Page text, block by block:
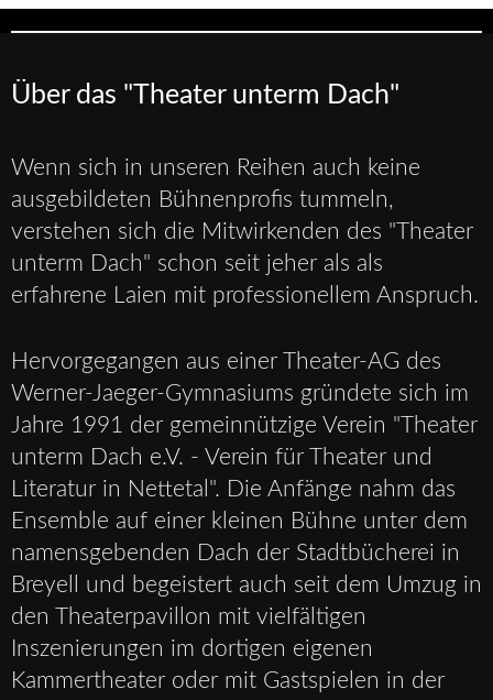
Über das "Theater unterm Dach"
Wenn sich in unseren Reihen auch keine
ausgebildeten Bühnenprofis tummeln,
verstehen sich die Mitwirkenden des "Theater
unterm Dach" schon seit jeher als als
erfahrene Laien mit professionellem Anspruch.
Hervorgegangen aus einer Theater-AG des
Werner-Jaeger-Gymnasiums gründete sich im
Jahre 1991 der gemeinnützige Verein "Theater
unterm Dach e.V. - Verein für Theater und
Literatur in Nettetal". Die Anfänge nahm das
Ensemble auf einer kleinen Bühne unter dem
namensgebenden Dach der Stadtbücherei in
Breyell und begeistert auch seit dem Umzug in
den Theaterpavillon mit vielfältigen
Inszenierungen im dortigen eigenen
Kammertheater oder mit Gastspielen in der